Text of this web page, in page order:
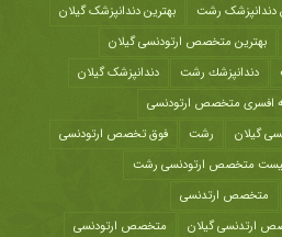
دندانپزشک رشت
بهترین دندانپزشک گیلان
بهترین متخصص ارتودنسی گیلان
دندانپزشك رشت
دندانپزشک گیلان
افسری متخصص ارتودنسی
گیلان
رشت
فوق تخصص ارتودنسی
متخصص ارتودنسی رشت
متخصص ارتدنسی
ارتدنسی گیلان
متخصص ارتودنسی